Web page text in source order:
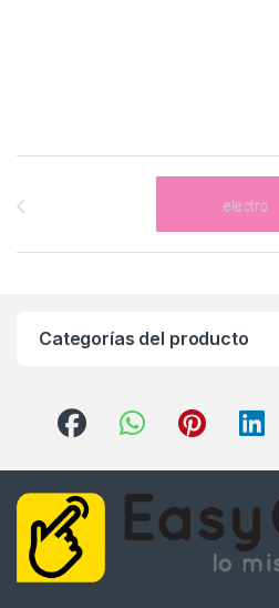
Brands Carousel
Categorías del producto